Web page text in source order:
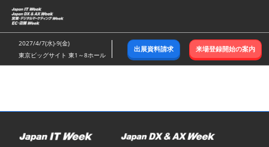
ス
キ
ッ
し
む
2027/4/7(水)-9(金)
東京ビッグサイト 東1～8ホール
出展資料請求 来場登録開始の案内